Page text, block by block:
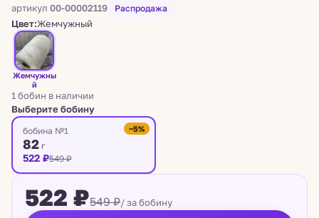
артикул 00-00002119 Распродажа
Цвет:Жемчужный
Жемчужны
й
1 бобин в наличии
Выберите бобину
бобина №1
82г
522 ₽549 ₽
−5%
522 ₽549 ₽/ за бобину